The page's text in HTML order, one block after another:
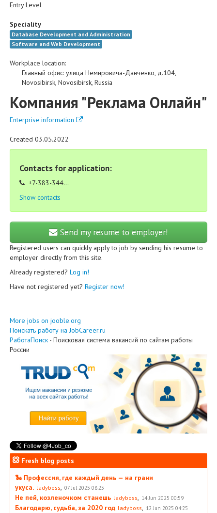
Entry Level
Speciality
Database Development and Administration
Software and Web Development
Workplace location:
Главный офис: улица Немировича-Данченко, д.104,
Novosibirsk, Novosibirsk, Russia
Компания "Реклама Онлайн"
Enterprise information
Created 03.05.2022
Contacts for application:
+7-383-344...
Show contacts
Send my resume to employer!
Registered users can quickly apply to job by sending his resume to
employer directly from this site.
Already registered? Log in!
Have not registered yet? Register now!
More jobs on jooble.org
Поискать работу на JobCareer.ru
РаботаПоиск - Поисковая система вакансий по сайтам работы
России
Fresh blog posts
🐍 Профессия, где каждый день — на грани
укуса. ladyboss, 07 Jul 2025 08:25
Не пей, козленочком станешь ladyboss, 14 Jun 2025 00:59
Благодарю, судьба, за 2020 год ladyboss, 12 Jun 2025 04:25